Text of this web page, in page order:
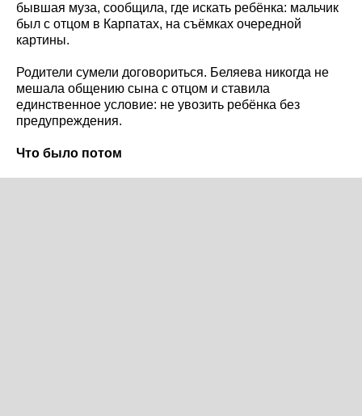
бывшая муза, сообщила, где искать ребёнка: мальчик
был с отцом в Карпатах, на съёмках очередной
картины.
Родители сумели договориться. Беляева никогда не
мешала общению сына с отцом и ставила
единственное условие: не увозить ребёнка без
предупреждения.
Что было потом